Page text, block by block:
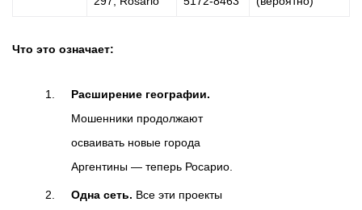
Что это означает:
Расширение географии.
Мошенники продолжают
осваивать новые города
Аргентины — теперь Росарио.
Одна сеть. Все эти проекты